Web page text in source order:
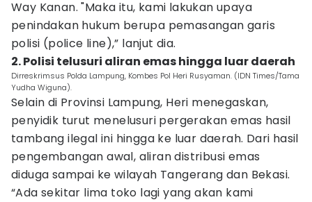
Way Kanan. "Maka itu, kami lakukan upaya
penindakan hukum berupa pemasangan garis
polisi (police line),” lanjut dia.
2. Polisi telusuri aliran emas hingga luar daerah
Dirreskrimsus Polda Lampung, Kombes Pol Heri Rusyaman. (IDN Times/Tama
Yudha Wiguna).
Selain di Provinsi Lampung, Heri menegaskan,
penyidik turut menelusuri pergerakan emas hasil
tambang ilegal ini hingga ke luar daerah. Dari hasil
pengembangan awal, aliran distribusi emas
diduga sampai ke wilayah Tangerang dan Bekasi.
“Ada sekitar lima toko lagi yang akan kami